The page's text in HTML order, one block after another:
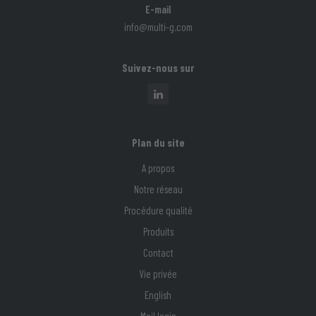
E-mail
info@multi-g.com
Suivez-nous sur
Plan du site
A propos
Notre réseau
Procédure qualité
Produits
Contact
Vie privée
English